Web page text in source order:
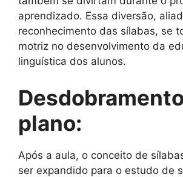
aprendizado. Essa diversão,
reconhecimento das sílabas, se
motriz no desenvolvimento da
linguística dos alunos.
plano:
Após a aula, o conceito de
ser expandido para o estudo de